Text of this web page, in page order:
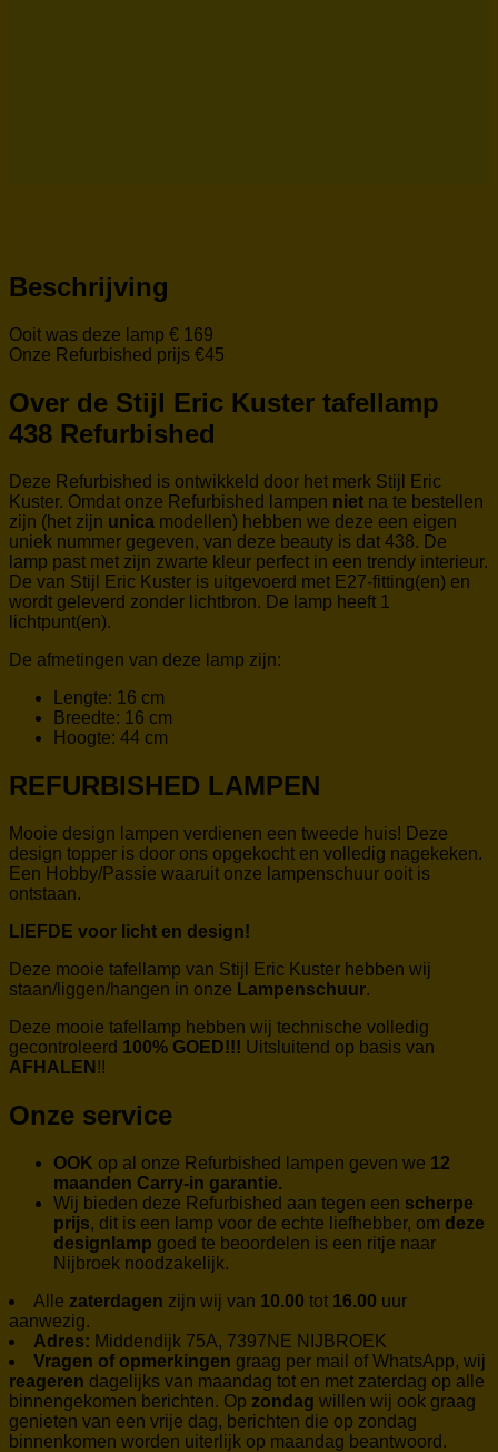
Beschrijving
Ooit was deze lamp € 169
Onze Refurbished prijs €45
Over de Stijl Eric Kuster tafellamp
438 Refurbished
Deze Refurbished is ontwikkeld door het merk Stijl Eric
Kuster. Omdat onze Refurbished lampen niet na te bestellen
zijn (het zijn unica modellen) hebben we deze een eigen
uniek nummer gegeven, van deze beauty is dat 438. De
lamp past met zijn zwarte kleur perfect in een trendy interieur.
De van Stijl Eric Kuster is uitgevoerd met E27-fitting(en) en
wordt geleverd zonder lichtbron. De lamp heeft 1
lichtpunt(en).
De afmetingen van deze lamp zijn:
Lengte: 16 cm
Breedte: 16 cm
Hoogte: 44 cm
REFURBISHED LAMPEN
Mooie design lampen verdienen een tweede huis! Deze
design topper is door ons opgekocht en volledig nagekeken.
Een Hobby/Passie waaruit onze lampenschuur ooit is
ontstaan.
LIEFDE voor licht en design!
Deze mooie tafellamp van Stijl Eric Kuster hebben wij
staan/liggen/hangen in onze Lampenschuur.
Deze mooie tafellamp hebben wij technische volledig
gecontroleerd 100% GOED!!! Uitsluitend op basis van
AFHALEN !!
Onze service
OOK op al onze Refurbished lampen geven we 12
maanden Carry-in garantie.
Wij bieden deze Refurbished aan tegen een scherpe
prijs, dit is een lamp voor de echte liefhebber, om deze
designlamp goed te beoordelen is een ritje naar
Nijbroek noodzakelijk.
Alle zaterdagen zijn wij van 10.00 tot 16.00 uur
aanwezig.
Adres: Middendijk 75A, 7397NE NIJBROEK
Vragen of opmerkingen graag per mail of WhatsApp, wij
reageren dagelijks van maandag tot en met zaterdag op alle
binnengekomen berichten. Op zondag willen wij ook graag
genieten van een vrije dag, berichten die op zondag
binnenkomen worden uiterlijk op maandag beantwoord.